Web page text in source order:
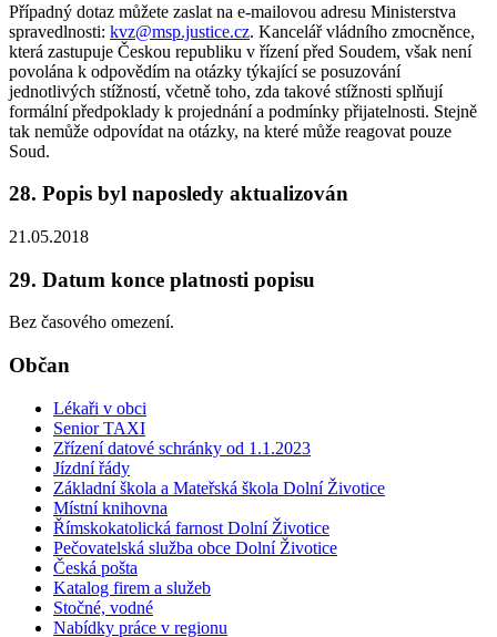
Případný dotaz můžete zaslat na e-mailovou adresu Ministerstva
spravedlnosti: kvz@msp.justice.cz. Kancelář vládního zmocněnce,
která zastupuje Českou republiku v řízení před Soudem, však není
povolána k odpovědím na otázky týkající se posuzování
jednotlivých stížností, včetně toho, zda takové stížnosti splňují
formální předpoklady k projednání a podmínky přijatelnosti. Stejně
tak nemůže odpovídat na otázky, na které může reagovat pouze
Soud.
28. Popis byl naposledy aktualizován
21.05.2018
29. Datum konce platnosti popisu
Bez časového omezení.
Občan
Lékaři v obci
Senior TAXI
Zřízení datové schránky od 1.1.2023
Jízdní řády
Základní škola a Mateřská škola Dolní Životice
Místní knihovna
Římskokatolická farnost Dolní Životice
Pečovatelská služba obce Dolní Životice
Česká pošta
Katalog firem a služeb
Stočné, vodné
Nabídky práce v regionu